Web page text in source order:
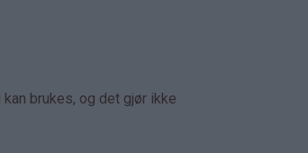
brukes, og det gjør ikke